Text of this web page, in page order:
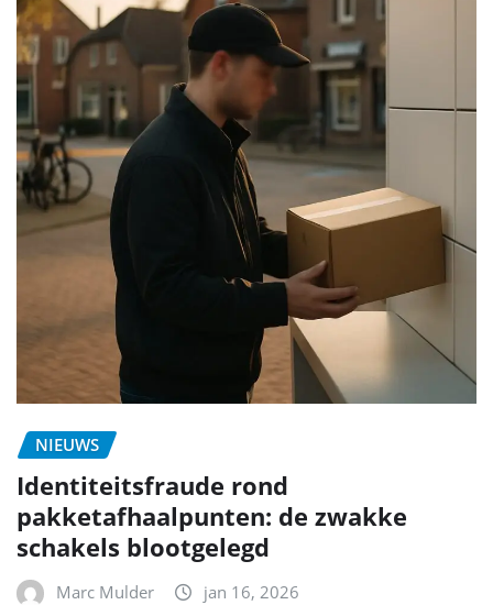
NIEUWS
Identiteitsfraude rond
pakketafhaalpunten: de zwakke
schakels blootgelegd
Marc Mulder jan 16, 2026